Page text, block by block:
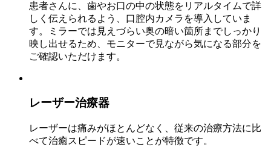
患者さんに、歯やお口の中の状態をリアルタイムで詳
しく伝えられるよう、口腔内カメラを導入していま
す。ミラーでは見えづらい奥の暗い箇所までしっかり
映し出せるため、モニターで見ながら気になる部分を
ご確認いただけます。
レーザー治療器
レーザーは痛みがほとんどなく、従来の治療方法に比
べて治癒スピードが速いことが特徴です。